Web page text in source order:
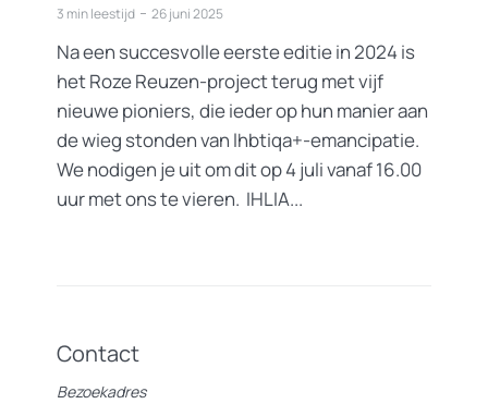
3 min leestijd 26 juni 2025
Na een succesvolle eerste editie in 2024 is
het Roze Reuzen-project terug met vijf
nieuwe pioniers, die ieder op hun manier aan
de wieg stonden van lhbtiqa+-emancipatie.
We nodigen je uit om dit op 4 juli vanaf 16.00
uur met ons te vieren. IHLIA...
Contact
Bezoekadres